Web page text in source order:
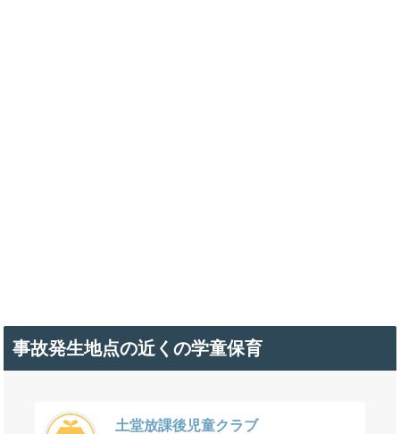
事故発生地点の近くの学童保育
土堂放課後児童クラブ